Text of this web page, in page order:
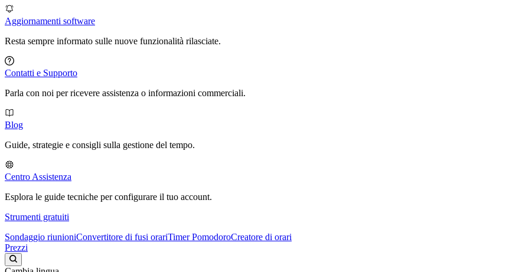
Aggiornamenti software
Resta sempre informato sulle nuove funzionalità rilasciate.
Contatti e Supporto
Parla con noi per ricevere assistenza o informazioni commerciali.
Blog
Guide, strategie e consigli sulla gestione del tempo.
Centro Assistenza
Esplora le guide tecniche per configurare il tuo account.
Strumenti gratuiti
Sondaggio riunioniConvertitore di fusi orariTimer PomodoroCreatore di orari
Prezzi